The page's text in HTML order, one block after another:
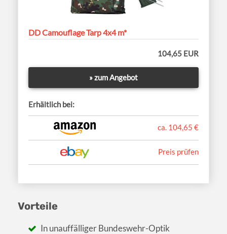
DD Camouflage Tarp 4x4 m*
104,65 EUR
» zum Angebot
Erhältlich bei:
ca. 104,65 €
Preis prüfen
Vorteile
In unauffälliger Bundeswehr-Optik